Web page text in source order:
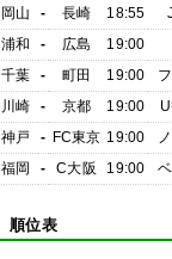
岡山
- 長崎 18:55
浦和
- 広島 19:00
千葉
- 町田 19:00
川崎
- 京都 19:00
神戸
- FC東京 19:00
福岡
- C大阪 19:00
順位表